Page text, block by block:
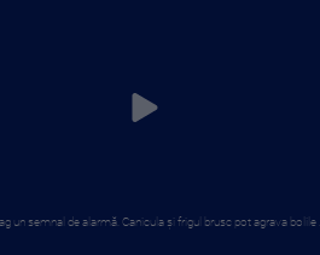
un semnal de alarmă. Canicula și frigul brusc pot agrava bolile ...